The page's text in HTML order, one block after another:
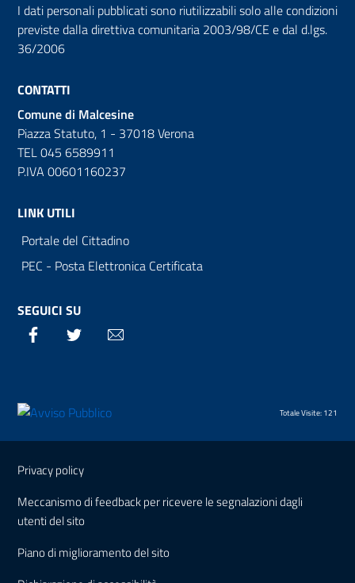
I dati personali pubblicati sono riutilizzabili solo alle condizioni
previste dalla direttiva comunitaria 2003/98/CE e dal d.lgs.
36/2006
CONTATTI
Comune di Malcesine
Piazza Statuto, 1 - 37018 Verona
TEL 045 6589911
P.IVA 00601160237
LINK UTILI
Portale del Cittadino
PEC - Posta Elettronica Certificata
SEGUICI SU
Facebook Twitter
Totale Visite: 121
Sezione Link Utili
Privacy policy
Meccanismo di feedback per ricevere le segnalazioni dagli
utenti del sito
Piano di miglioramento del sito